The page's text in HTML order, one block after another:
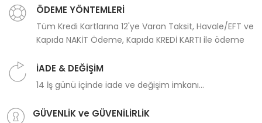
ÖDEME YÖNTEMLERİ
Tüm Kredi Kartlarına 12'ye Varan Taksit, Havale/EFT ve
Kapıda NAKİT Ödeme, Kapıda KREDİ KARTI ile ödeme
İADE & DEĞİŞİM
14 İş günü içinde iade ve değişim imkanı...
GÜVENLİK ve GÜVENİLİRLİK